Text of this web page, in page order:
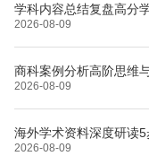
学科内容总结复盘高分
2026-08-09
商科案例分析高阶思维
2026-08-09
海外学术资料深度研读
2026-08-09